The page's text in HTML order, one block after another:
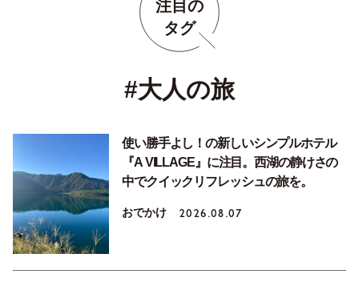
注目の
タグ
#大人の旅
使い勝手よし！の新しいシンプルホテル
『A VILLAGE』に注目。西湖の静けさの
中でクイックリフレッシュの旅を。
おでかけ 2026.08.07